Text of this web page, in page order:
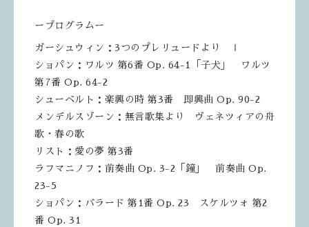
ープログラムー
ガーシュウィン：3つのプレリュードより Ⅰ
ショパン：ワルツ 第6番 Op. 64-1「子犬」 ワルツ
第7番 Op. 64-2
シューベルト：楽興の時 第3番 即興曲 Op. 90-2
メンデルスゾーン：無言歌集より ヴェネツィアの舟
歌・春の歌
リスト：愛の夢 第3番
ラフマニノフ：前奏曲 Op. 3-2「鐘」 前奏曲 Op.
23-5
ショパン：バラード 第1番 Op. 23 スケルツォ 第2
番 Op. 31